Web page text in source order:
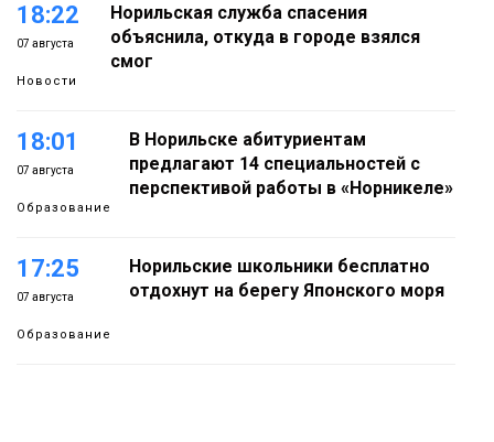
18:22
07 августа
Новости
Норильская служба спасения
объяснила, откуда в городе взялся
смог
18:01
07 августа
Образование
В Норильске абитуриентам
предлагают 14 специальностей с
перспективой работы в «Норникеле»
17:25
07 августа
Образование
Норильские школьники бесплатно
отдохнут на берегу Японского моря